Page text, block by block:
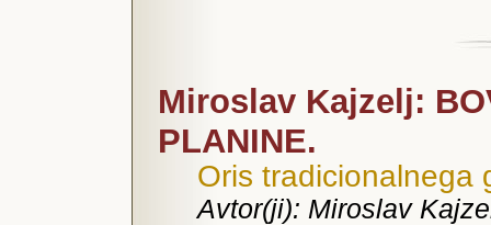
Miroslav Kajzelj:
PLANINE.
Oris tradicionalnega
Avtor(ji): Miroslav